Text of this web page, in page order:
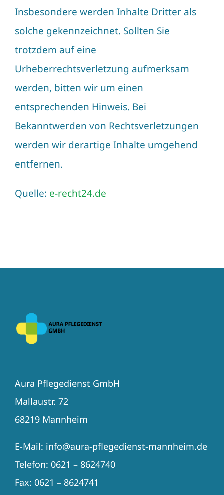
Insbesondere werden Inhalte Dritter als
solche gekennzeichnet. Sollten Sie
trotzdem auf eine
Urheberrechtsverletzung aufmerksam
werden, bitten wir um einen
entsprechenden Hinweis. Bei
Bekanntwerden von Rechtsverletzungen
werden wir derartige Inhalte umgehend
entfernen.
Quelle: e-recht24.de
Aura Pflegedienst GmbH
Mallaustr. 72
68219 Mannheim
E-Mail: info@aura-pflegedienst-mannheim.de
Telefon: 0621 – 8624740
Fax: 0621 – 8624741